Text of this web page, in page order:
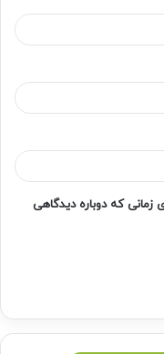
زمانی که دوباره دیدگاهی